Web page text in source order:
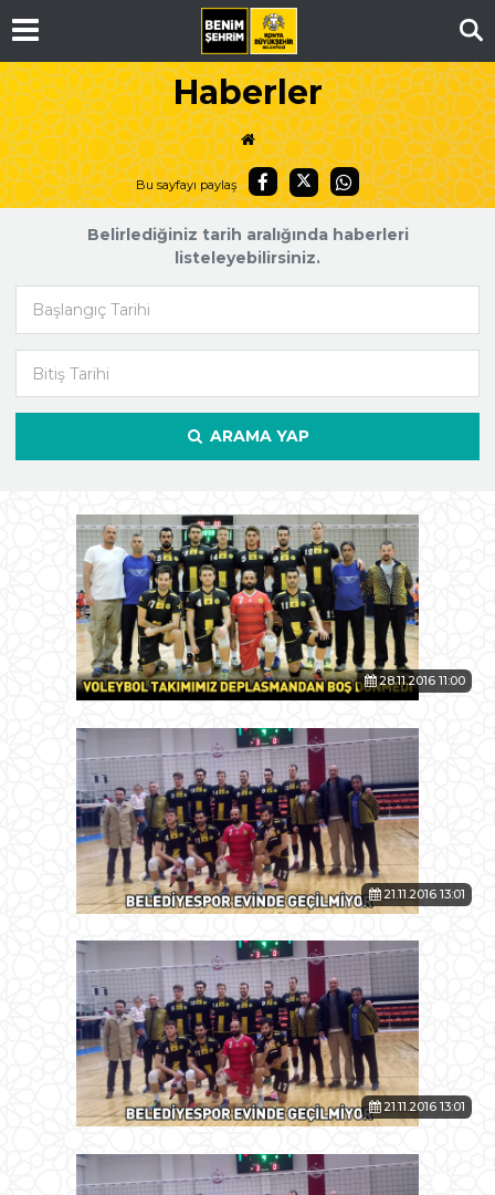
Haberler
Bu sayfayı paylaş
Belirlediğiniz tarih aralığında haberleri
listeleyebilirsiniz.
ARAMA YAP
28.11.2016 11:00
21.11.2016 13:01
21.11.2016 13:01